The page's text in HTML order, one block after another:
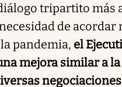
tripartito más
de acordar
pandemia, el
mejora similar a la